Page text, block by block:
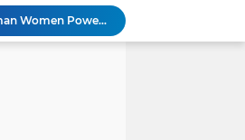
Peduli Bencana, Unisbar Berkolaborasi dengan Pariaman Women Power Salurkan Bantuan untuk Korban Banjir di Padang
Diduga Tabrak Pejalan Kaki Hingga Tewas di Padang Pariaman, Sopir L300 Sempat Kabur Karena Panik